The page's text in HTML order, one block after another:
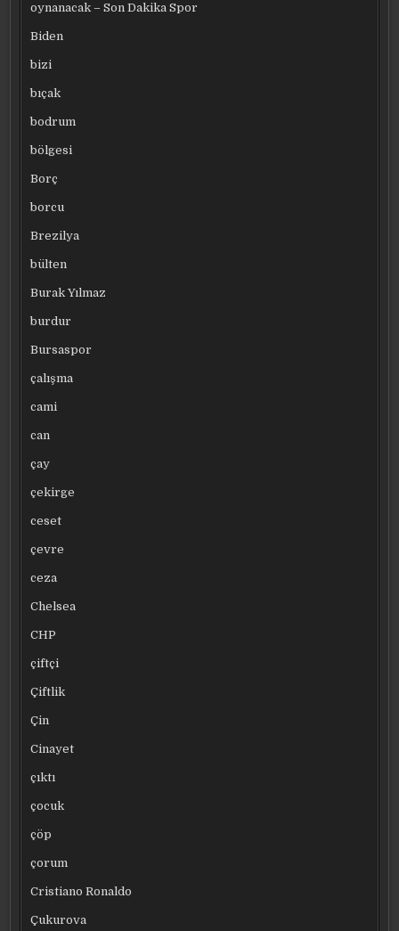
oynanacak – Son Dakika Spor
Biden
bizi
bıçak
bodrum
bölgesi
Borç
borcu
Brezilya
bülten
Burak Yılmaz
burdur
Bursaspor
çalışma
cami
can
çay
çekirge
ceset
çevre
ceza
Chelsea
CHP
çiftçi
Çiftlik
Çin
Cinayet
çıktı
çocuk
çöp
çorum
Cristiano Ronaldo
Çukurova